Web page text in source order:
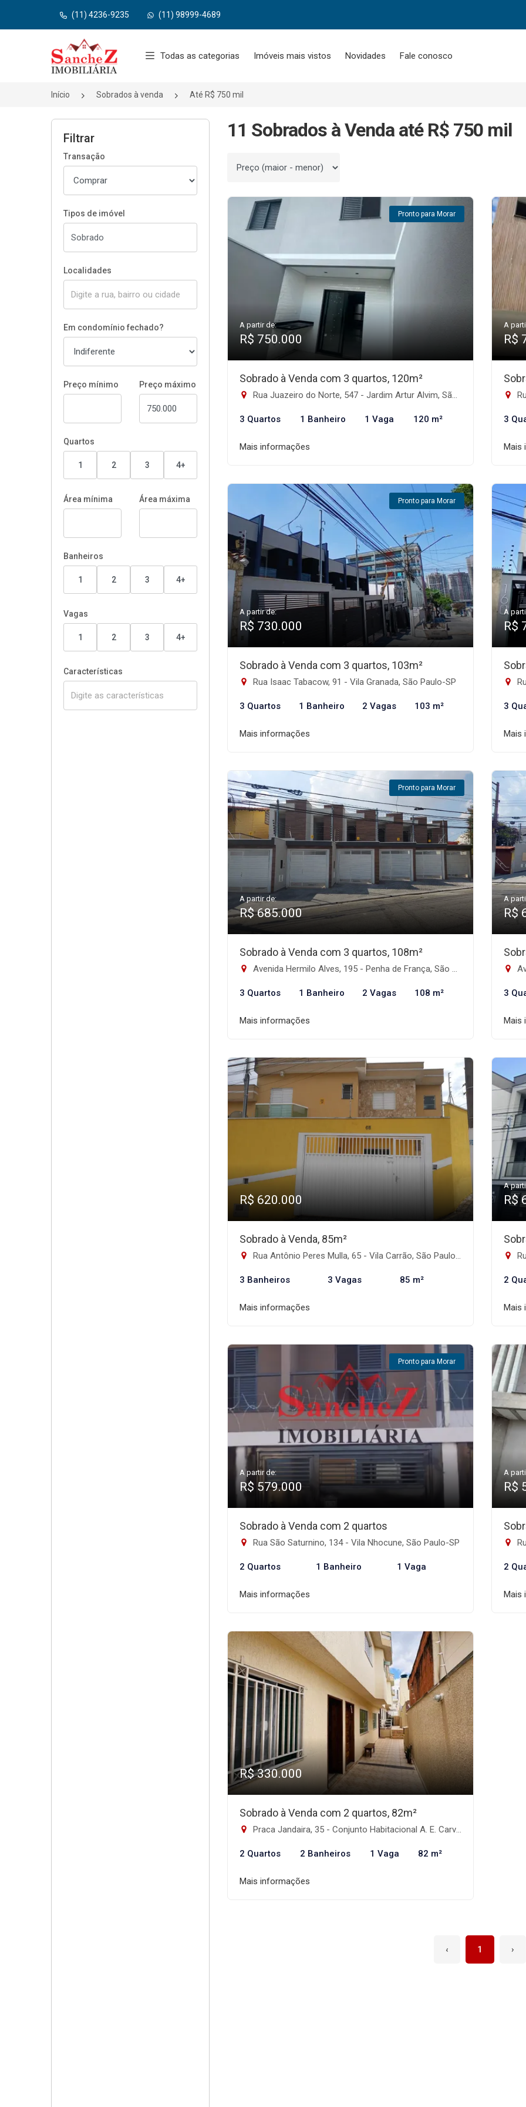
(11) 4236-9235 (11) 98999-4689
Página inicial
Todas as categorias Imóveis mais vistos Novidades Fale conosco
Início Sobrados à venda Até R$ 750 mil
Filtrar
Transação
Tipos de imóvel
Localidades
Em condomínio fechado?
Preço mínimo Preço máximo
Quartos
1 2 3 4+
Área mínima Área máxima
Banheiros
1 2 3 4+
Vagas
1 2 3 4+
Características
11 Sobrados à Venda até R$ 750 mil
Ordenar por
Pronto para Morar
A partir de:
R$ 750.000
Sobrado à Venda com 3 quartos, 120m²
Rua Juazeiro do Norte, 547 - Jardim Artur Alvim, São Paulo-SP
3 Quartos 1 Banheiro 1 Vaga 120 m²
Mais informações
A
R$
3
Mais
Pronto para Morar
A partir de:
R$ 730.000
Sobrado à Venda com 3 quartos, 103m²
Rua Isaac Tabacow, 91 - Vila Granada, São Paulo-SP
3 Quartos 1 Banheiro 2 Vagas 103 m²
Mais informações
A
R$
3
Mais
Pronto para Morar
A partir de:
R$ 685.000
Sobrado à Venda com 3 quartos, 108m²
Avenida Hermilo Alves, 195 - Penha de França, São Paulo-SP
3 Quartos 1 Banheiro 2 Vagas 108 m²
Mais informações
A
R$
3
Mais
R$ 620.000
Sobrado à Venda, 85m²
Rua Antônio Peres Mulla, 65 - Vila Carrão, São Paulo-SP
3 Banheiros 3 Vagas 85 m²
Mais informações
A
R$
2
Mais
Pronto para Morar
A partir de:
R$ 579.000
Sobrado à Venda com 2 quartos
Rua São Saturnino, 134 - Vila Nhocune, São Paulo-SP
2 Quartos 1 Banheiro 1 Vaga
Mais informações
A
R$
2
Mais
R$ 330.000
Sobrado à Venda com 2 quartos, 82m²
Praca Jandaira, 35 - Conjunto Habitacional A. E. Carvalho, São Paulo-SP
2 Quartos 2 Banheiros 1 Vaga 82 m²
Mais informações
‹ 1 ›